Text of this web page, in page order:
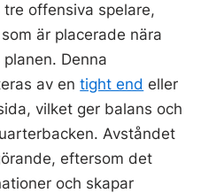
offensiva spelare,
är placerade nära
Denna
av entight end eller
vilket ger balans och
Avståndet
eftersom det
och skapar